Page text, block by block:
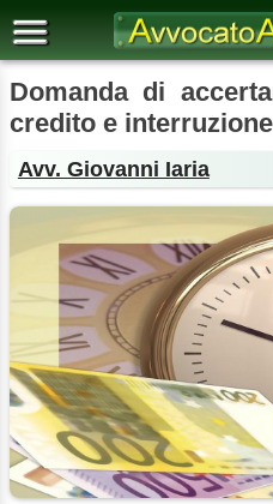
Domanda di
credito e
Avv. Giovanni Iaria